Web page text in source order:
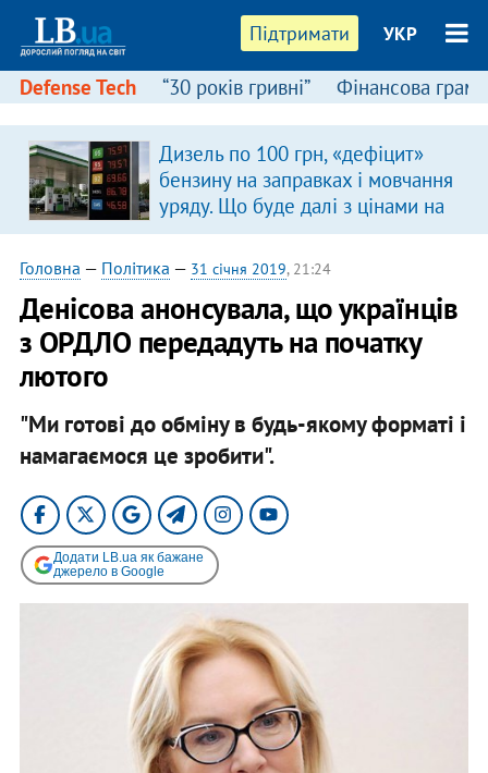
Підтримати УКР
Defense Tech “30 років гривні” Фінансова
Дизель по 100 грн, «дефіцит»
бензину на заправках і мовчання
уряду. Що буде далі з цінами на
пальне?
Головна — Політика — 31 січня 2019, 21:24
Денісова анонсувала, що українців
з ОРДЛО передадуть на початку
лютого
"Ми готові до обміну в будь-якому форматі і
намагаємося це зробити".
Додати LB.ua як бажане
джерело в Google